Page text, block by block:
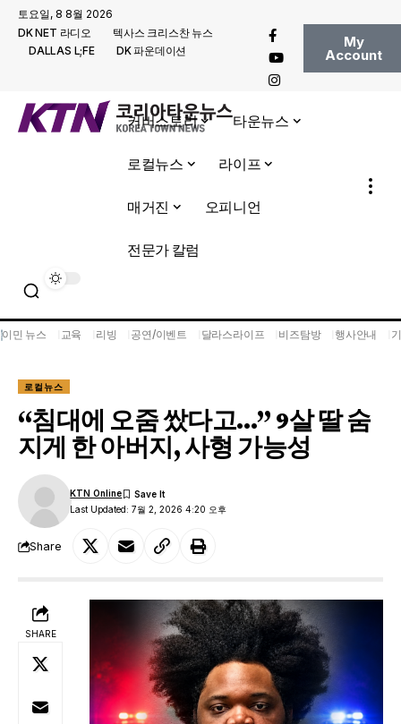
토요일, 8 8월 2026
DK NET 라디오
텍사스 크리스찬 뉴스
DALLAS L;FE
DK 파운데이션
My
Account
커버스토리 타운뉴스
로컬뉴스 라이프
매거진 오피니언
전문가 칼럼
이민 뉴스 교육 리빙 공연/이벤트 달라스라이프 비즈탐방 행사안내
로컬뉴스
“침대에 오줌 쌌다고…” 9살 딸 숨
지게 한 아버지, 사형 가능성
Last Updated: 7월 2, 2026 4:20 오후
KTN Online
Share
SHARE